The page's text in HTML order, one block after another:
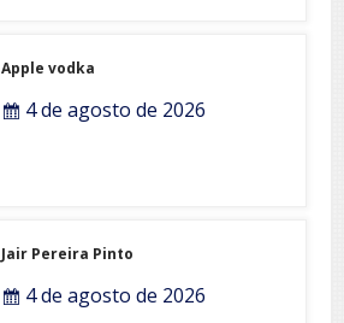
Apple vodka
4 de agosto de 2026
Jair Pereira Pinto
4 de agosto de 2026